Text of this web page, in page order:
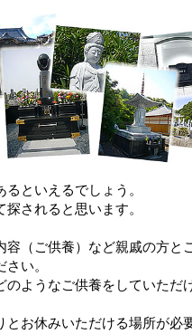
といえるでしょう。
されると思います。
容（ご供養）など親戚の方と
い。
のようなご供養をしていただ
とお休みいただける場所が必